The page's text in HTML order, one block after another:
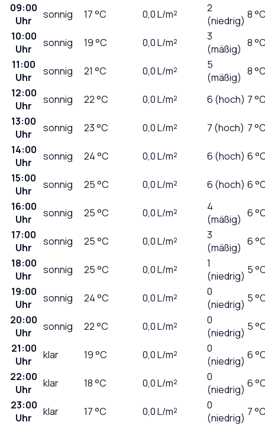
09:00
Uhr
sonnig 17°C 0,0L/m²
2
(niedrig) 8
10:00
Uhr
sonnig 19°C 0,0L/m²
3
(mäßig) 8
11:00
Uhr
sonnig 21 °C 0,0L/m²
5
(mäßig) 8
12:00
Uhr
sonnig 22°C 0,0L/m² 6 (hoch) 7
13:00
Uhr
sonnig 23°C 0,0L/m² 7 (hoch) 7
14:00
Uhr
sonnig 24°C 0,0L/m² 6 (hoch) 6
15:00
Uhr
sonnig 25°C 0,0L/m² 6 (hoch) 6
16:00
Uhr
sonnig 25°C 0,0L/m²
4
(mäßig) 6
17:00
Uhr
sonnig 25°C 0,0L/m²
3
(mäßig) 6
18:00
Uhr
sonnig 25°C 0,0L/m²
1
(niedrig) 5
19:00
Uhr
sonnig 24°C 0,0L/m²
0
(niedrig) 5
20:00
Uhr
sonnig 22°C 0,0L/m²
0
(niedrig) 5
21:00
Uhr
klar 19°C 0,0L/m²
0
(niedrig) 6
22:00
Uhr
klar 18°C 0,0L/m²
0
(niedrig) 6
23:00
Uhr
klar 17°C 0,0L/m²
0
(niedrig) 7